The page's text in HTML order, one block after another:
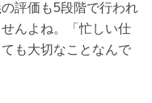
評価も5段階で行われ
んよね。「忙しい仕
も大切なことなんで